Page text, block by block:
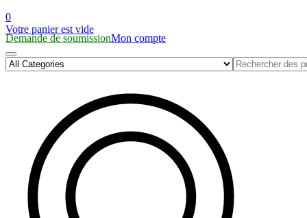
0
Votre panier est vide
Demande de soumissionMon compte